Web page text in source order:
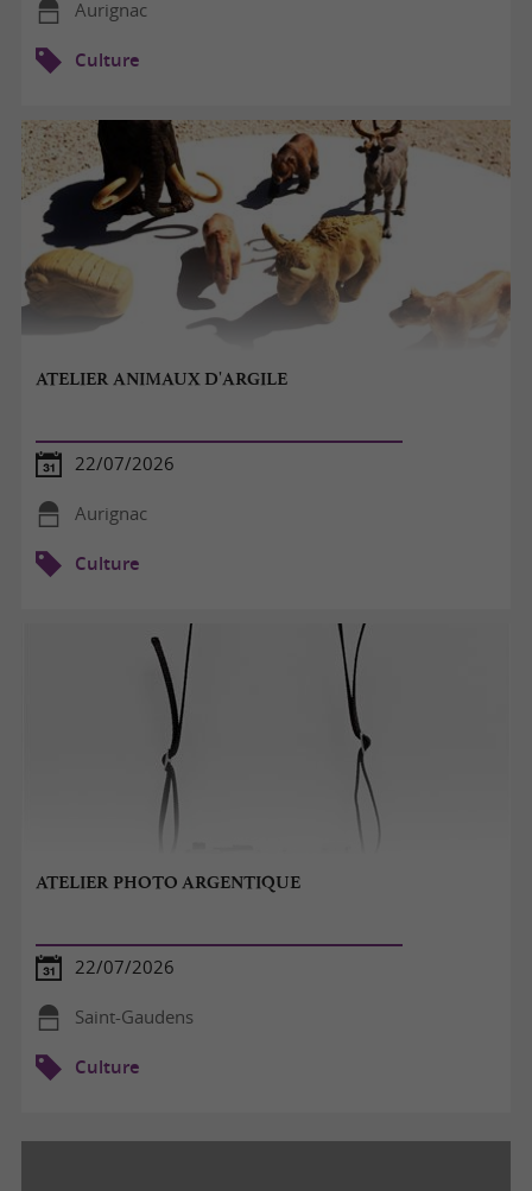
Aurignac
Culture
ATELIER ANIMAUX D'ARGILE
22/07/2026
Aurignac
Culture
ATELIER PHOTO ARGENTIQUE
22/07/2026
Saint-Gaudens
Culture